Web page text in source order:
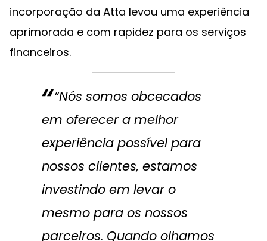
incorporação da Atta levou uma experiência
aprimorada e com rapidez para os serviços
financeiros.
“Nós somos obcecados
em oferecer a melhor
experiência possível para
nossos clientes, estamos
investindo em levar o
mesmo para os nossos
parceiros. Quando olhamos